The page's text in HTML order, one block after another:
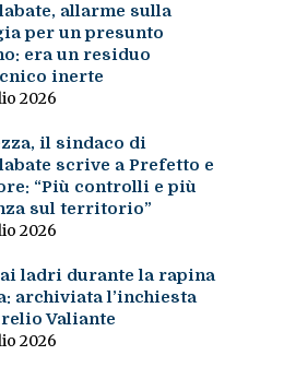
allarme sulla
per un presunto
era un residuo
inerte
2026
il sindaco di
scrive a Prefetto e
“Più controlli e più
sul territorio”
2026
ladri durante la rapina
archiviata l’inchiesta
Valiante
2026